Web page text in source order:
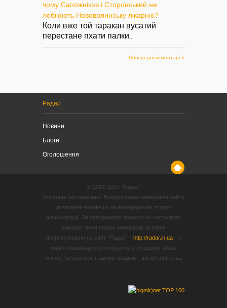
чому Сапожніков і Сторонський не
лобіюють Нововолинську лікарню?
Коли вже той таракан вусатий
перестане пхати палки...
Попередні коментарі »
Радар
Новини
Блоги
Оголошення
© 2012-2016 “Радар”
Усі права застережено. Використання матеріалів сайту
дозволено виключно за попередньою згодою
адміністрації. За погодженого повного чи часткового
використання наших матеріалів активне
гіперпосилання на сайт “Радар” – http://radar.in.ua– є
обов’язковим до опублікування у першому абзаці
тексту. Зв’язатися з адміністрацією – info@radar.in.ua